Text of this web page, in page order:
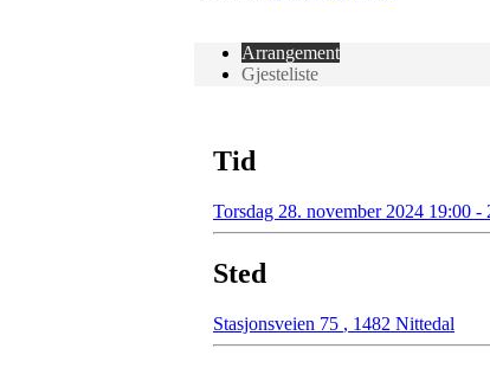
Arrangement
Gjesteliste
Tid
Torsdag 28. november 2024 19:00 -
Sted
Stasjonsveien 75 , 1482 Nittedal